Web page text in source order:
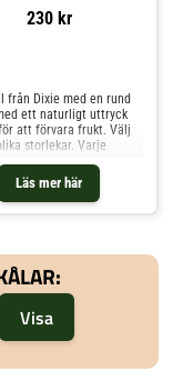
230 kr
Läs mer här
från Dixie med en rund
ett naturligt uttryck
att förvara frukt. Välj
storlekar. Varje
unik tack vare den
designen. Om
från Dixie- Handvävd
Finns i flera storlekar.-
trasa. Shoppa
och mer Skålar &
hos Royal Design.